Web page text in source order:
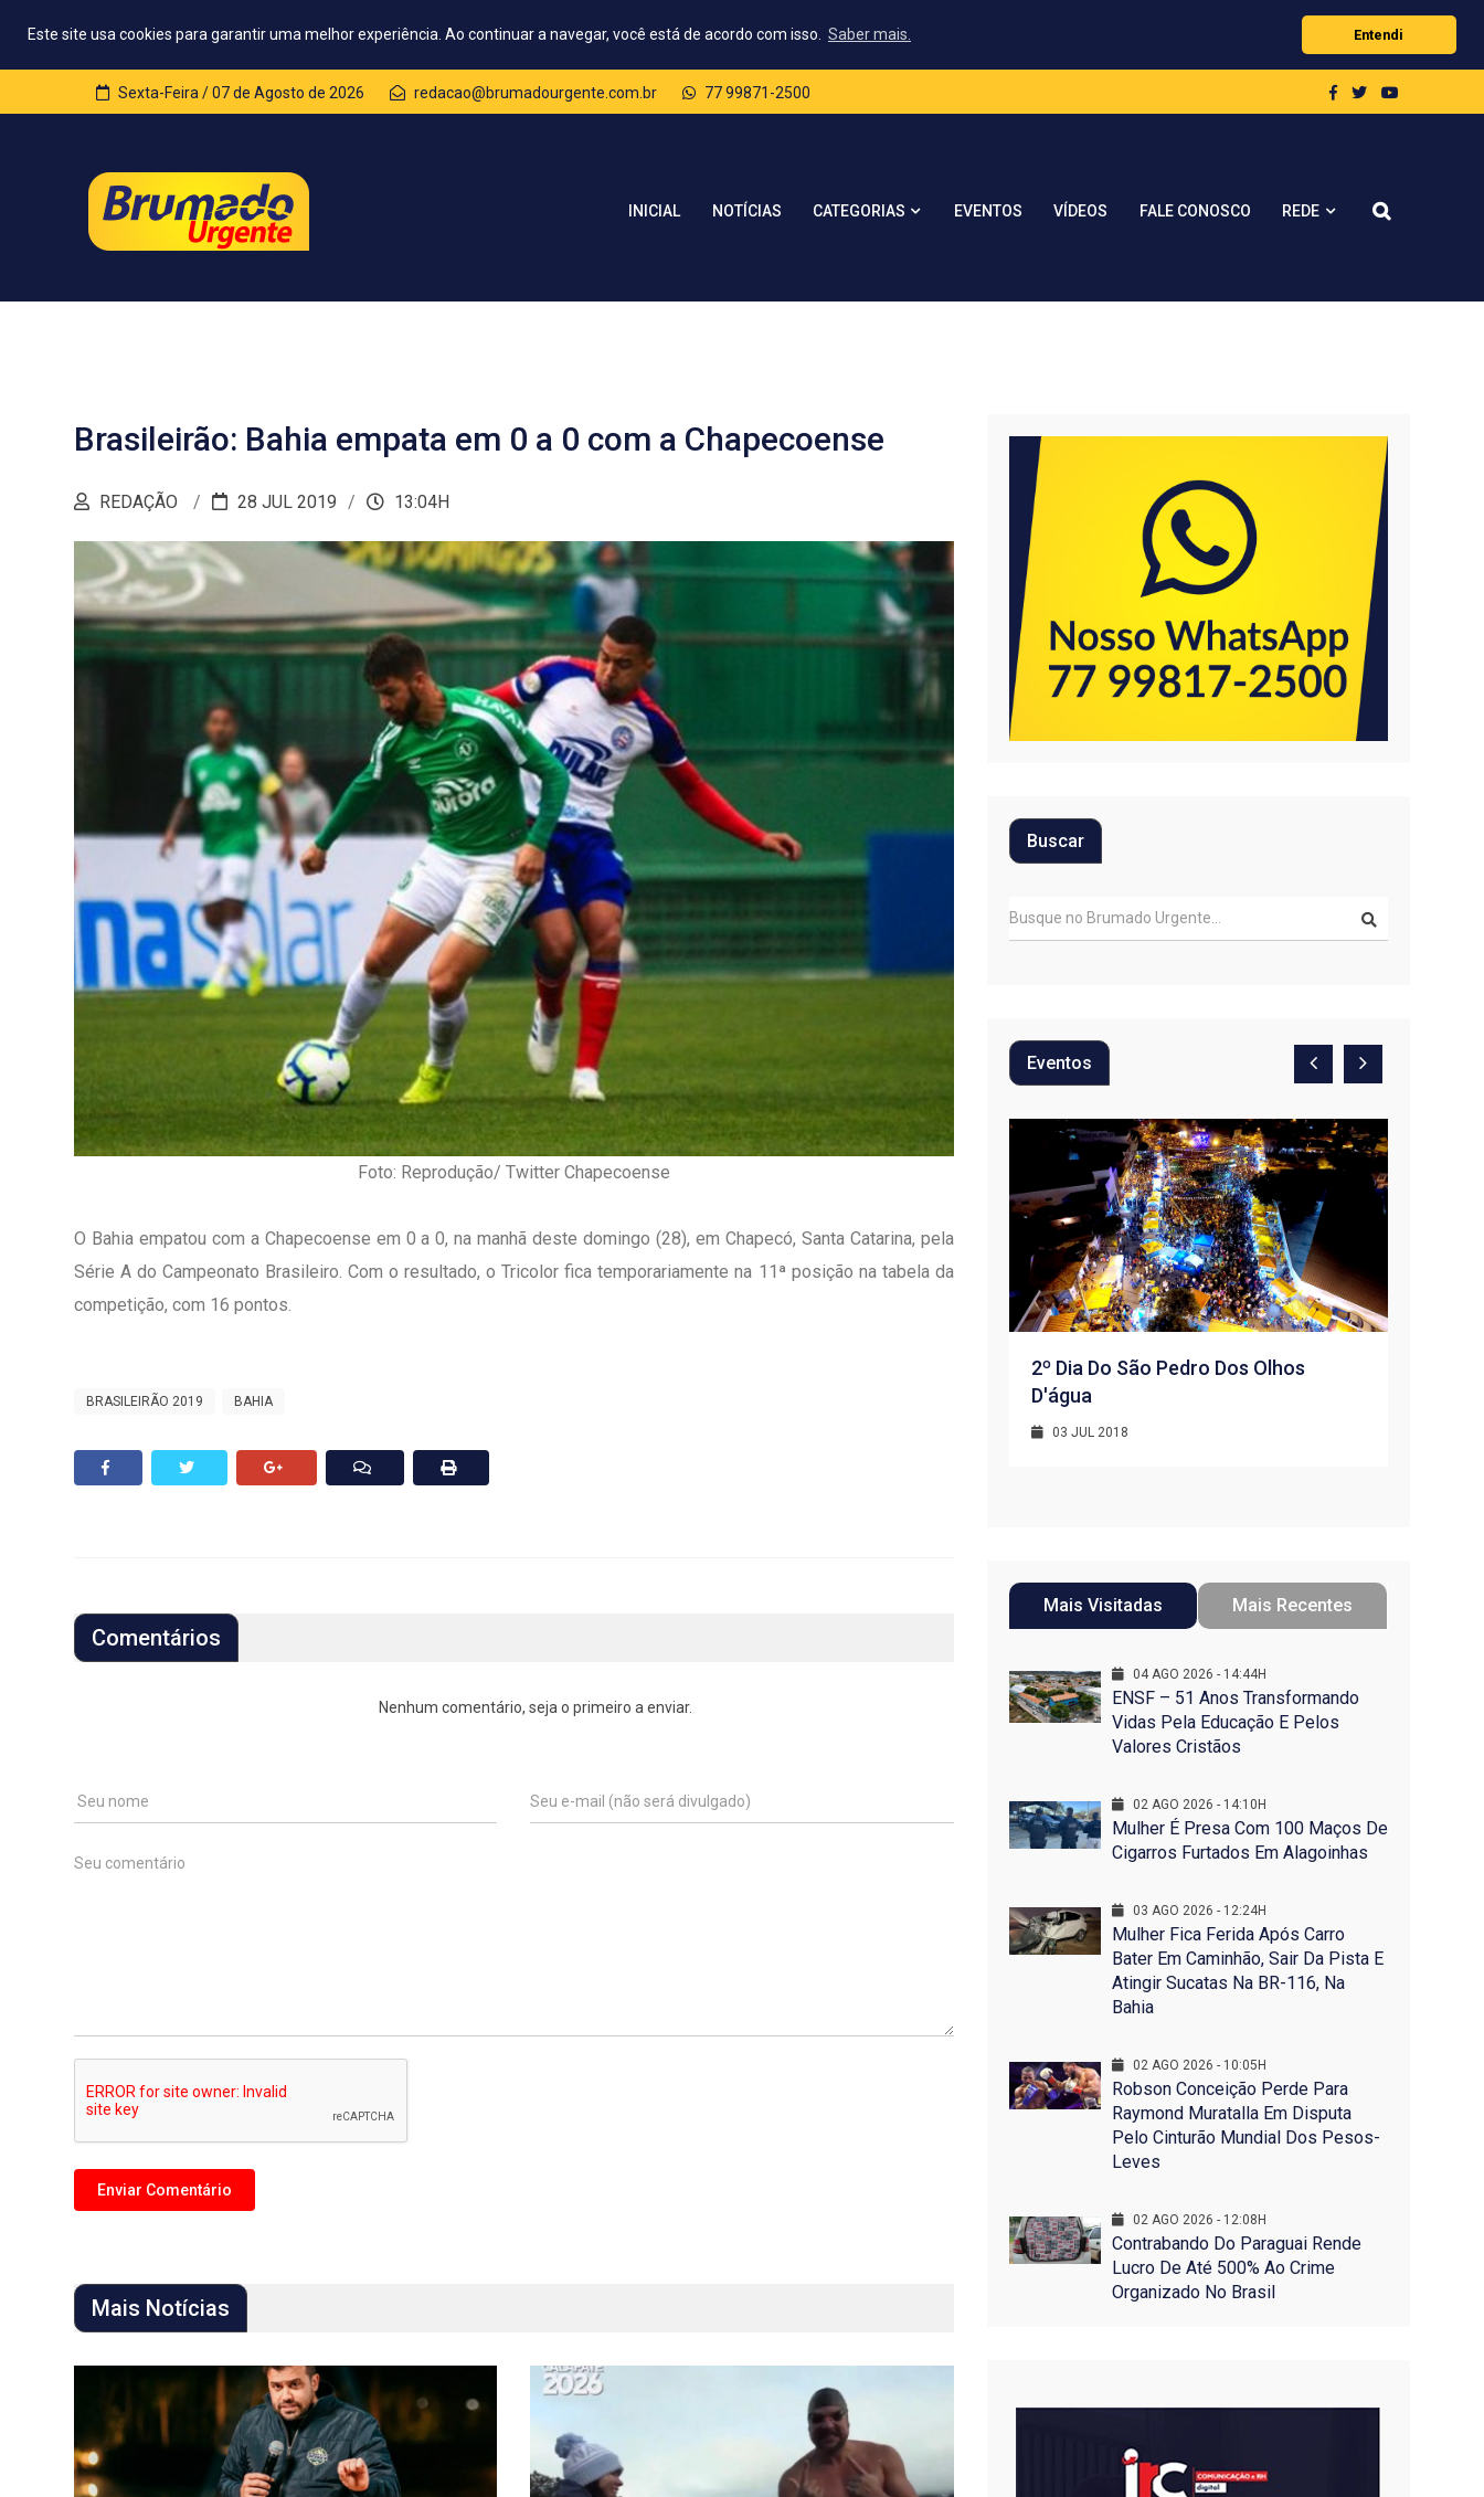
Este site usa cookies para garantir uma melhor experiência. Ao continuar a navegar, você está de acordo com isso. Saber mais. Entendi
Sexta-Feira / 07 de Agosto de 2026 redacao@brumadourgente.com.br 77 99871-2500
INICIAL NOTÍCIAS CATEGORIAS EVENTOS VÍDEOS FALE CONOSCO REDE
Brasileirão: Bahia empata em 0 a 0 com a Chapecoense
REDAÇÃO 28 JUL 2019 13:04H
Foto: Reprodução/ Twitter Chapecoense
O Bahia empatou com a Chapecoense em 0 a 0, na manhã deste domingo (28), em Chapecó, Santa Catarina, pela
Série A do Campeonato Brasileiro. Com o resultado, o Tricolor fica temporariamente na 11ª posição na tabela da
competição, com 16 pontos.
BRASILEIRÃO 2019 BAHIA
Comentários
Nenhum comentário, seja o primeiro a enviar.
Mais Notícias
Buscar
Eventos
1º Dia - São Pedro Do Bairro Olhos
01 JUL 2018
2º Dia Do São Pedro Dos Olhos
D'água
03 JUL 2018
Mais Visitadas Mais Recentes
04 AGO 2026 - 14:44H
ENSF – 51 Anos Transformando
Vidas Pela Educação E Pelos
Valores Cristãos
02 AGO 2026 - 14:10H
Mulher É Presa Com 100 Maços De
Cigarros Furtados Em Alagoinhas
03 AGO 2026 - 12:24H
Mulher Fica Ferida Após Carro
Bater Em Caminhão, Sair Da Pista E
Atingir Sucatas Na BR-116, Na
Bahia
02 AGO 2026 - 10:05H
Robson Conceição Perde Para
Raymond Muratalla Em Disputa
Pelo Cinturão Mundial Dos Pesos-
Leves
02 AGO 2026 - 12:08H
Contrabando Do Paraguai Rende
Lucro De Até 500% Ao Crime
Organizado No Brasil